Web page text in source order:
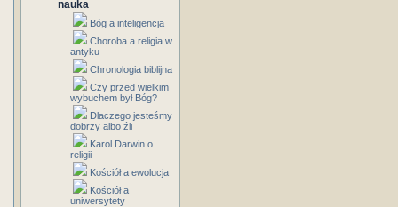
nauka
Bóg a inteligencja
Choroba a religia w
antyku
Chronologia biblijna
Czy przed wielkim
wybuchem był Bóg?
Dlaczego jesteśmy
dobrzy albo źli
Karol Darwin o
religii
Kościół a ewolucja
Kościół a
uniwersytety